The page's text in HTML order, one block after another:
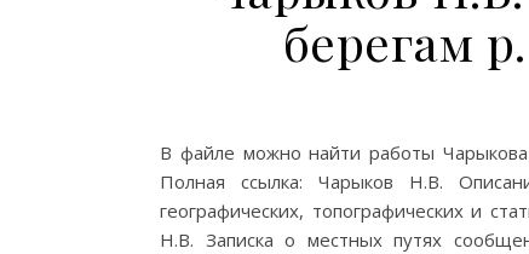
берегам
В файле можно найти работы
Полная ссылка: Чарыков Н.В.
географических, топографических и
Н.В. Записка о местных путях